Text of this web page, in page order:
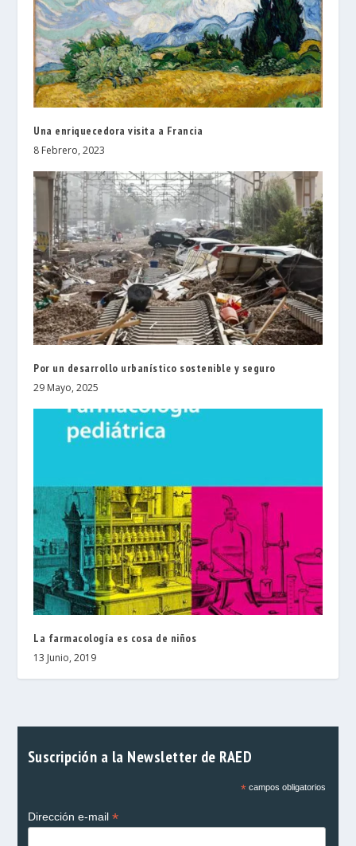
Una enriquecedora visita a Francia
8 Febrero, 2023
Por un desarrollo urbanístico sostenible y seguro
29 Mayo, 2025
La farmacología es cosa de niños
13 Junio, 2019
Suscripción a la Newsletter de RAED
*campos obligatorios
Dirección e-mail *